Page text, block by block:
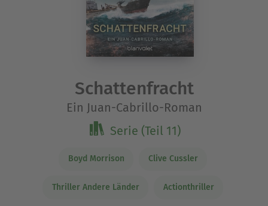
Schattenfracht
Ein Juan-Cabrillo-Roman
Serie (Teil 11)
Boyd Morrison Clive Cussler
Thriller Andere Länder Actionthriller